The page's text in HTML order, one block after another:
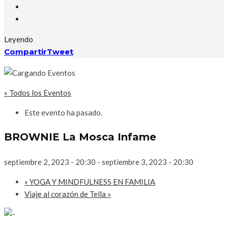
Leyendo
CompartirTweet
« Todos los Eventos
Este evento ha pasado.
BROWNIE La Mosca Infame
septiembre 2, 2023 - 20:30 - septiembre 3, 2023 - 20:30
« YOGA Y MINDFULNESS EN FAMILIA
Viaje al corazón de Tella »